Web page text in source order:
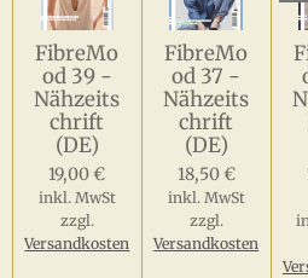
FibreMo
od 39 -
Nähzeits
chrift
(DE)
19,00 €
inkl. MwSt
zzgl.
Versandkosten
FibreMo
od 37 -
Nähzeits
chrift
(DE)
18,50 €
inkl. MwSt
zzgl.
Versandkosten